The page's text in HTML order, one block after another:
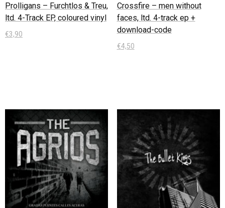
Prolligans – Furchtlos & Treu,
ltd. 4-Track EP, coloured vinyl
€3,90
Crossfire – men without
faces, ltd. 4-track ep +
download-code
€4,50